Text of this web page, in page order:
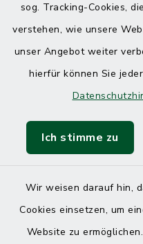
sog. Tracking-Cookies,
verstehen, wie unsere
unser Angebot weiter
hierfür können Sie
Ich stimme zu
Wir weisen darauf hin,
Cookies einsetzen, um
Website zu